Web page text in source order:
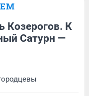
Козерогов. К
Сатурн —